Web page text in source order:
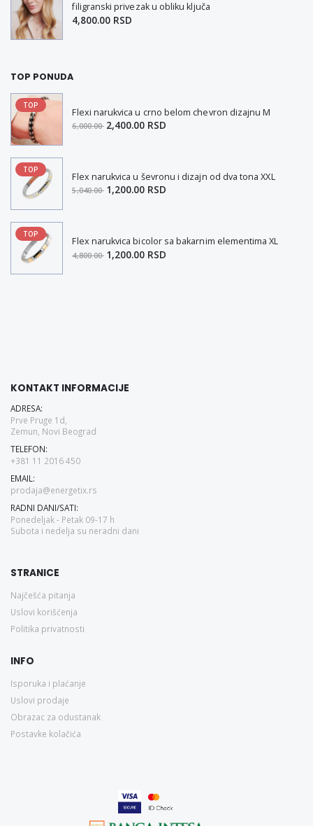
filigranski privezak u obliku ključa
4,800.00 RSD
TOP PONUDA
TOP
Flexi narukvica u crno belom chevron dizajnu M
6,000.00 2,400.00 RSD
TOP
Flex narukvica u ševronu i dizajn od dva tona XXL
5,040.00 1,200.00 RSD
TOP
Flex narukvica bicolor sa bakarnim elementima XL
4,800.00 1,200.00 RSD
KONTAKT INFORMACIJE
ADRESA:
Prve Pruge 1d,
Zemun, Novi Beograd
TELEFON:
+381 11 2016 450
EMAIL:
prodaja@energetix.rs
RADNI DANI/SATI:
Ponedeljak - Petak 09-17 h
Subota i nedelja su neradni dani
STRANICE
Najčešća pitanja
Uslovi korišćenja
Politika privatnosti
INFO
Isporuka i plaćanje
Uslovi prodaje
Obrazac za odustanak
Postavke kolačića